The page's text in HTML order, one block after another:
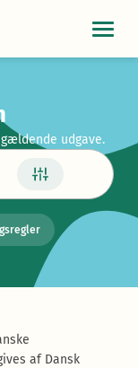
udgave.
af Dansk